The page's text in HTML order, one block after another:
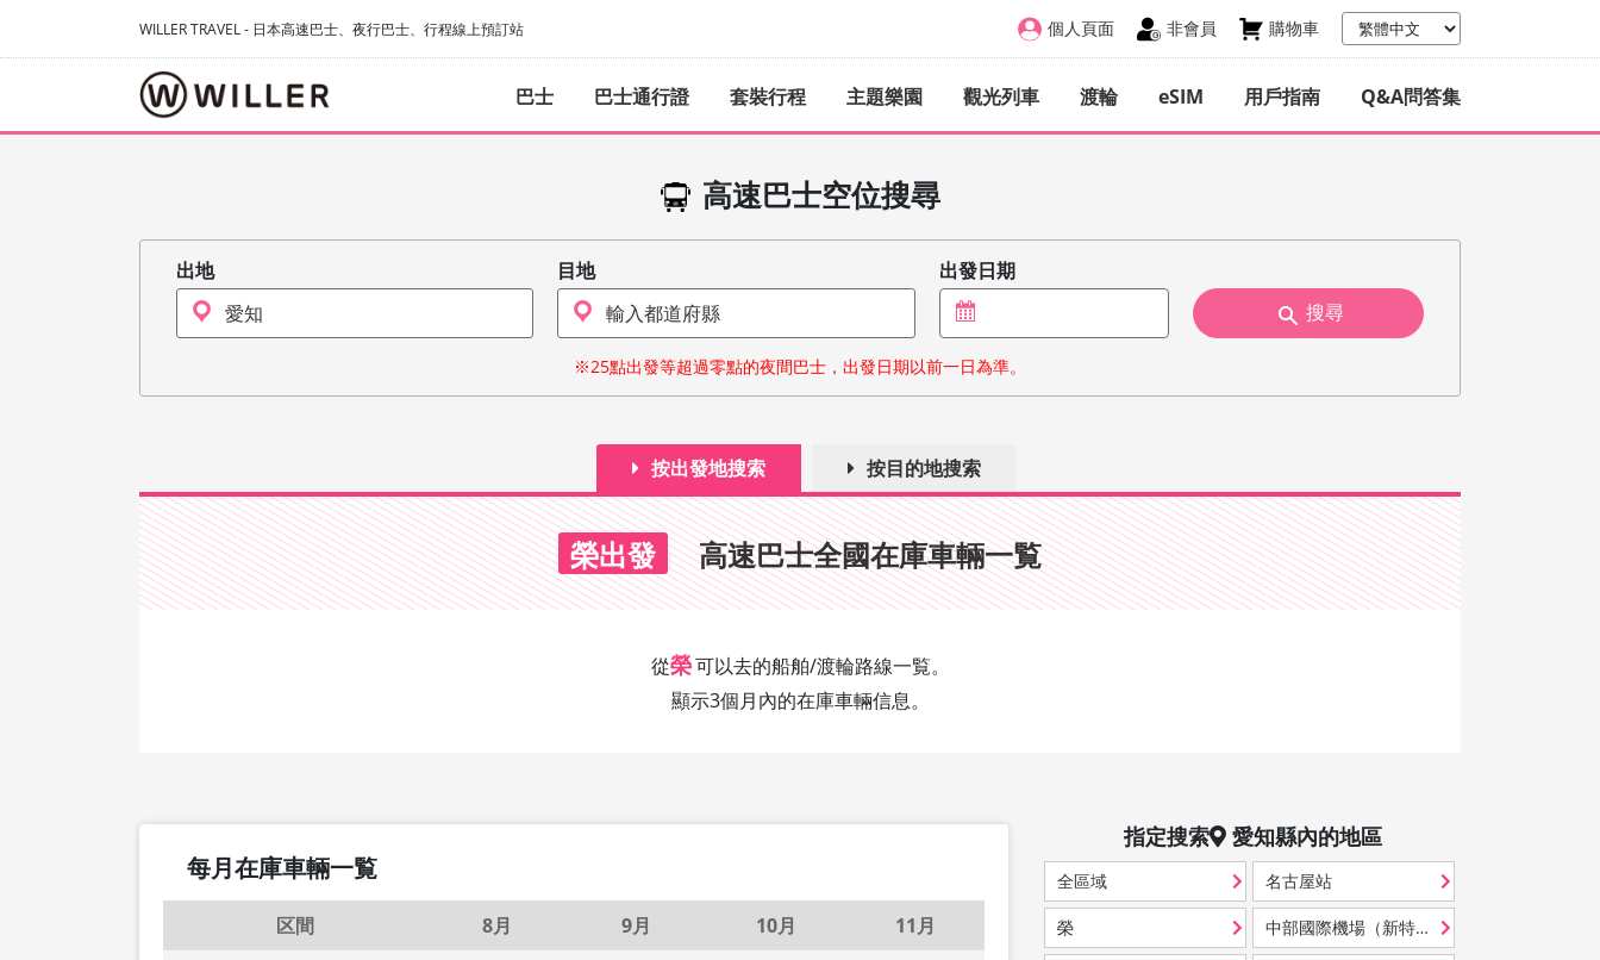
WILLER TRAVEL - 日本高速巴士、夜行巴士、行程線上預訂站 個人頁面 非會員 購物車
巴士 巴士通行證 套裝行程 主題樂園 觀光列車 渡輪 eSIM 用戶指南 Q&A問答集
高速巴士空位搜尋
出地 目地 出發日期
搜尋
※25點出發等超過零點的夜間巴士，出發日期以前一日為準。
按出發地搜索 按目的地搜索
榮出發 高速巴士全國在庫車輛一覧
從榮可以去的船舶/渡輪路線一覧。
顯示3個月內的在庫車輛信息。
每月在庫車輛一覧
区間 8月 9月 10月
11月
指定搜索 愛知縣內的地區
全區域 名古屋站
榮 中部國際機場（新特麗亞）